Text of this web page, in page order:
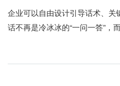
企业可以自由设计引导话术、
话不再是冷冰冰的“一问一答”，